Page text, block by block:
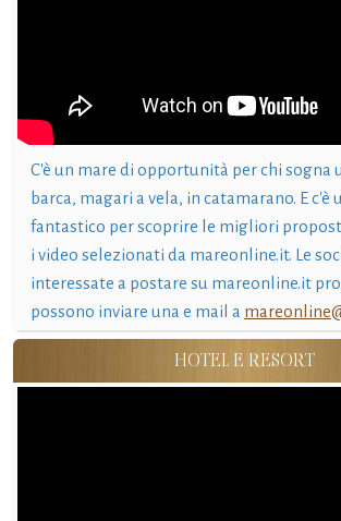
C'è un mare di opportunità per chi sogna
barca, magari a vela, in catamarano. E c'è
fantastico per scoprire le migliori
i video selezionati da mareonline.it. Le
interessate a postare su mareonline.it
possono inviare una e mail a
HOTEL E RESORT